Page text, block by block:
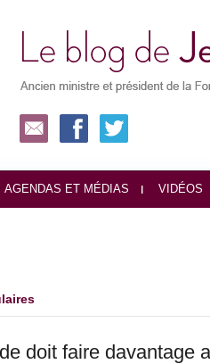
AGENDAS ET MÉDIAS VIDÉOS
doit faire davantage